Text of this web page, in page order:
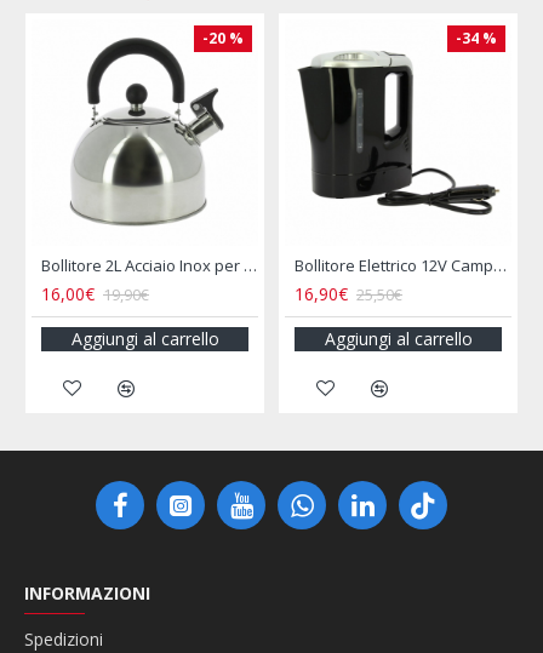
-20 %
Bollitore 2L Acciaio Inox per Camper e Campeggio
16,00€ 19,90€
Aggiungi al carrello
-34 %
Bollitore Elettrico 12V Camper 800ML Presa Accendisigari
16,90€ 25,50€
Aggiungi al carrello
INFORMAZIONI
Spedizioni